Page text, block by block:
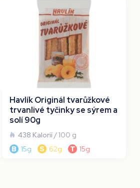
Havlík Originál tvarůžkové
trvanlivé tyčinky se sýrem a
solí 90g
438 Kalorií/ 100 g
B 15g S 62g T 15g